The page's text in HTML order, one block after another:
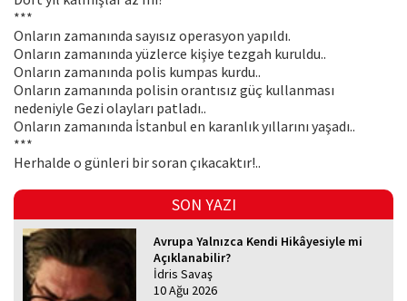
***
Onların zamanında sayısız operasyon yapıldı.
Onların zamanında yüzlerce kişiye tezgah kuruldu..
Onların zamanında polis kumpas kurdu..
Onların zamanında polisin orantısız güç kullanması
nedeniyle Gezi olayları patladı..
Onların zamanında İstanbul en karanlık yıllarını yaşadı..
***
Herhalde o günleri bir soran çıkacaktır!..
SON YAZI
Avrupa Yalnızca Kendi Hikâyesiyle mi
Açıklanabilir?
İdris Savaş
10 Ağu 2026